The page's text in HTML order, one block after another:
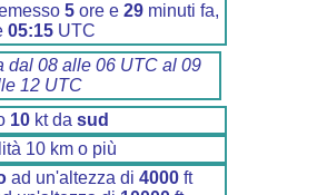
5ore e 29minuti fa,
05:15UTC
dal 08 alle 06 UTC al 09
12 UTC
10 kt da sud
10 km o più
ad un'altezza di 4000ft